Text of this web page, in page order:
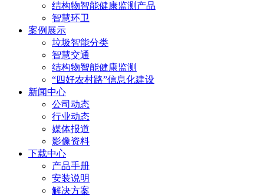
结构物智能健康监测产品
智慧环卫
案例展示
垃圾智能分类
智慧交通
结构物智能健康监测
“四好农村路”信息化建设
新闻中心
公司动态
行业动态
媒体报道
影像资料
下载中心
产品手册
安装说明
解决方案